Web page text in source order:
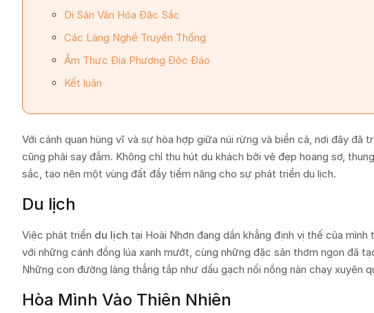
Di Sản Văn Hóa Đặc Sắc
Các Làng Nghề Truyền Thống
Ẩm Thực Địa Phương Độc Đáo
Kết luận
Với cảnh quan hùng vĩ và sự hòa hợp giữa núi rừng và biển cả, nơi đây
cũng phải say đắm. Không chỉ thu hút du khách bởi vẻ đẹp hoang sơ,
sắc, tạo nên một vùng đất đầy tiềm năng cho sự phát triển du lịch.
Du lịch
Việc phát triển du lịch tại Hoài Nhơn đang dần khẳng định vị thế của
với những cánh đồng lúa xanh mướt, cùng những đặc sản thơm ngon đã
Những con đường làng thẳng tắp như dấu gạch nối nồng nàn chạy xuyên
Hòa Mình Vào Thiên Nhiên